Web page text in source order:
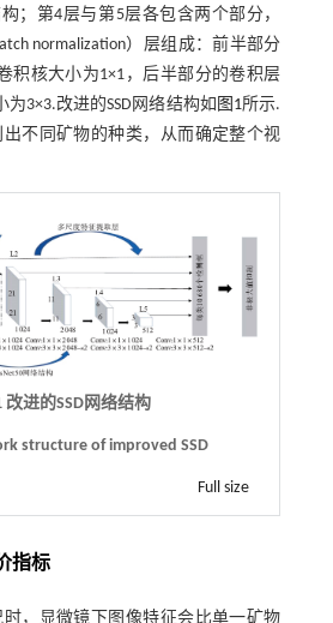
；第4层与第5层各包含两个部分，
normalization）层组成：前半部分
积核大小为1×1，后半部分的卷积层
3×3.改进的SSD网络结构如 图1所示.
不同矿物的种类，从而确定整个视
改进的SSD网络结构
structure of improved SSD
Full size
指标
，显微镜下图像特征会比单一矿物